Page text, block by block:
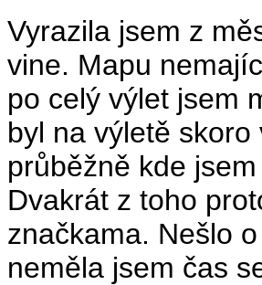
Vyrazila jsem z
vine. Mapu
po celý výlet jsem
byl na výletě
průběžně kde
Dvakrát z toho
značkama. Nešlo
neměla jsem čas